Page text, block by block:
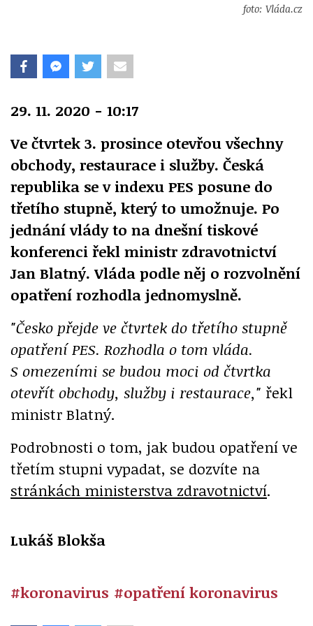
foto: Vláda.cz
29. 11. 2020 - 10:17
Ve čtvrtek 3. prosince otevřou všechny
obchody, restaurace i služby. Česká
republika se v indexu PES posune do
třetího stupně, který to umožnuje. Po
jednání vlády to na dnešní tiskové
konferenci řekl ministr zdravotnictví
Jan Blatný. Vláda podle něj o rozvolnění
opatření rozhodla jednomyslně.
"Česko přejde ve čtvrtek do třetího stupně
opatření PES. Rozhodla o tom vláda.
S omezeními se budou moci od čtvrtka
otevřít obchody, služby i restaurace," řekl
ministr Blatný.
Podrobnosti o tom, jak budou opatření ve
třetím stupni vypadat, se dozvíte na
stránkách ministerstva zdravotnictví.
Lukáš Blokša
#koronavirus #opatření koronavirus